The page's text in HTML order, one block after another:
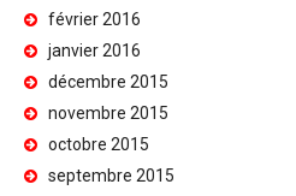
février 2016
janvier 2016
décembre 2015
novembre 2015
octobre 2015
septembre 2015